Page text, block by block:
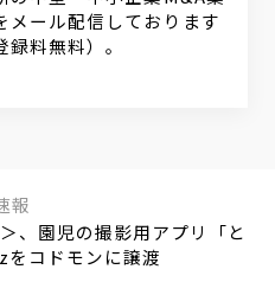
メール配信しております
録料無料）。
報
、園児の撮影用アプリ「と
コドモンに譲渡